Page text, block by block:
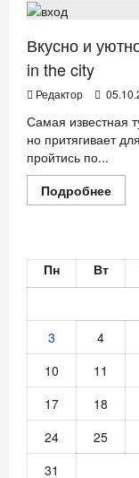
в
in
Вкусно и
in the city
Редактор
Самая известная
но притягивает
пройтись по...
Подробнее
на
the
Пн
Вт
3
4
10
11
17
18
24
25
31